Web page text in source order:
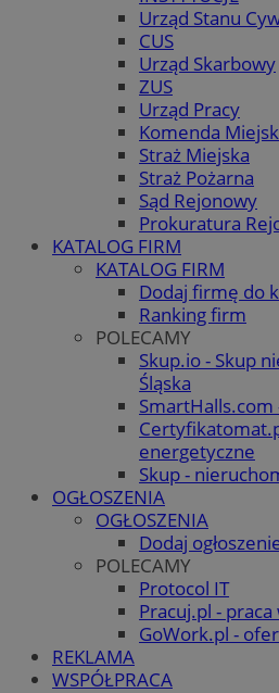
Urząd Stanu
CUS
Urząd Skarbowy
ZUS
Urząd Pracy
Komenda
Straż Miejska
Straż Pożarna
Sąd Rejonowy
Prokuratura
KATALOG FIRM
KATALOG FIRM
Dodaj firmę do
Ranking firm
POLECAMY
Skup.io - Skup
Śląska
SmartHalls.com
energetyczne
Skup -
OGŁOSZENIA
OGŁOSZENIA
Dodaj
POLECAMY
Protocol IT
Pracuj.pl - praca
GoWork.pl -
REKLAMA
WSPÓŁPRACA